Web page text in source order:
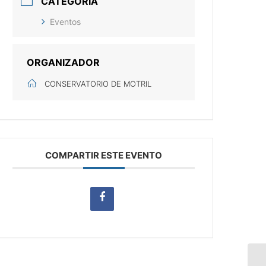
Eventos
ORGANIZADOR
CONSERVATORIO DE MOTRIL
COMPARTIR ESTE EVENTO